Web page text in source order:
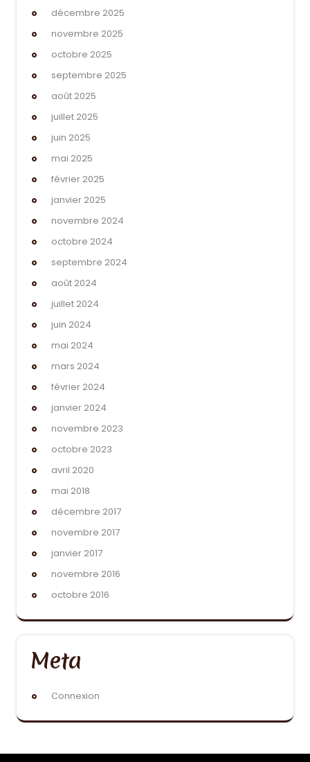
décembre 2025
novembre 2025
octobre 2025
septembre 2025
août 2025
juillet 2025
juin 2025
mai 2025
février 2025
janvier 2025
novembre 2024
octobre 2024
septembre 2024
août 2024
juillet 2024
juin 2024
mai 2024
mars 2024
février 2024
janvier 2024
novembre 2023
octobre 2023
avril 2020
mai 2018
décembre 2017
novembre 2017
janvier 2017
novembre 2016
octobre 2016
Meta
Connexion